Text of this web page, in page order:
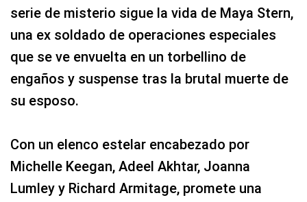
serie de misterio sigue la vida de Maya Stern,
una ex soldado de operaciones especiales
que se ve envuelta en un torbellino de
engaños y suspense tras la brutal muerte de
su esposo.
Con un elenco estelar encabezado por
Michelle Keegan, Adeel Akhtar, Joanna
Lumley y Richard Armitage, promete una